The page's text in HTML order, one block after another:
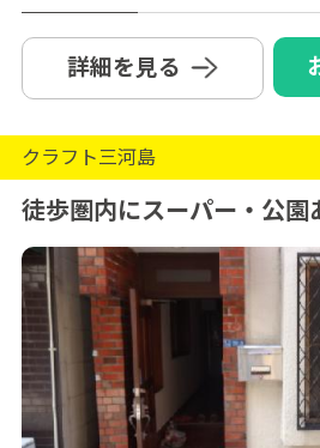
詳細を見る
クラフト三河島
徒歩圏内にスーパー・公園